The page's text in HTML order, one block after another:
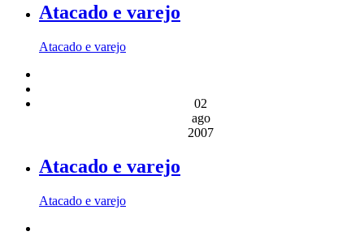
Atacado e varejo
Atacado e varejo
02
ago
2007
Atacado e varejo
Atacado e varejo